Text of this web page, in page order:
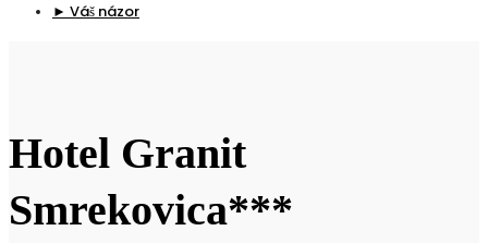
► Váš názor
Hotel Granit
Smrekovica***